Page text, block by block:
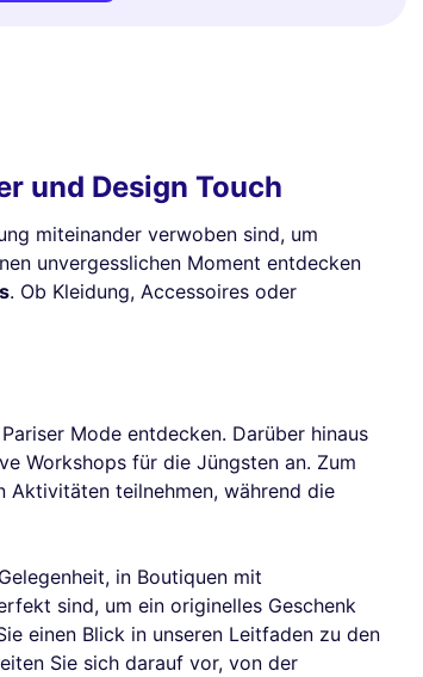
und Design Touch
miteinander verwoben sind, um
unvergesslichen Moment entdecken
. Ob Kleidung, Accessoires oder
Mode entdecken. Darüber hinaus
Workshops für die Jüngsten an. Zum
Aktivitäten teilnehmen, während die
in Boutiquen mit
sind, um ein originelles Geschenk
einen Blick in unseren Leitfaden zu den
Sie sich darauf vor, von der